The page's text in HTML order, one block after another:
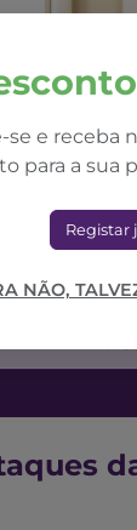
se e receba
para a sua
Registar
NÃO,
NUXE
Nuxe
Creme Dia Alfa